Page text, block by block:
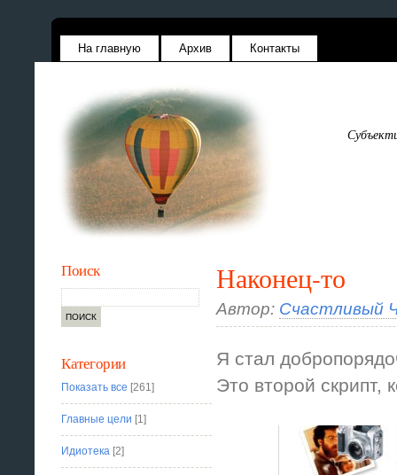
На главную Архив Контакты
Наконец-то
Автор: Счастливый
Я стал
Это второй скрипт,
Поиск
Категории
Показать все [261]
Главные цели [1]
Идиотека [2]